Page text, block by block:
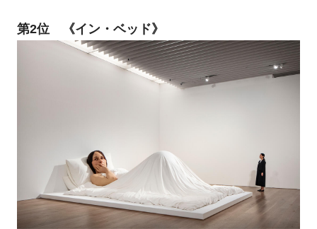
第2位 《イン・ベッド》